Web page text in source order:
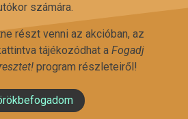
számára.
részt venni az akcióban, az
tájékozódhat a Fogadj
program részleteiről!